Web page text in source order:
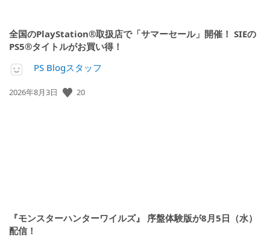
全国のPlayStation®取扱店で「サマーセール」開催！ SIEの
PS5®タイトルがお買い得！
PS Blogスタッフ
公
2026年8月3日 20
『モンスターハンターワイルズ』 序盤体験版が8月5日（水）
配信！